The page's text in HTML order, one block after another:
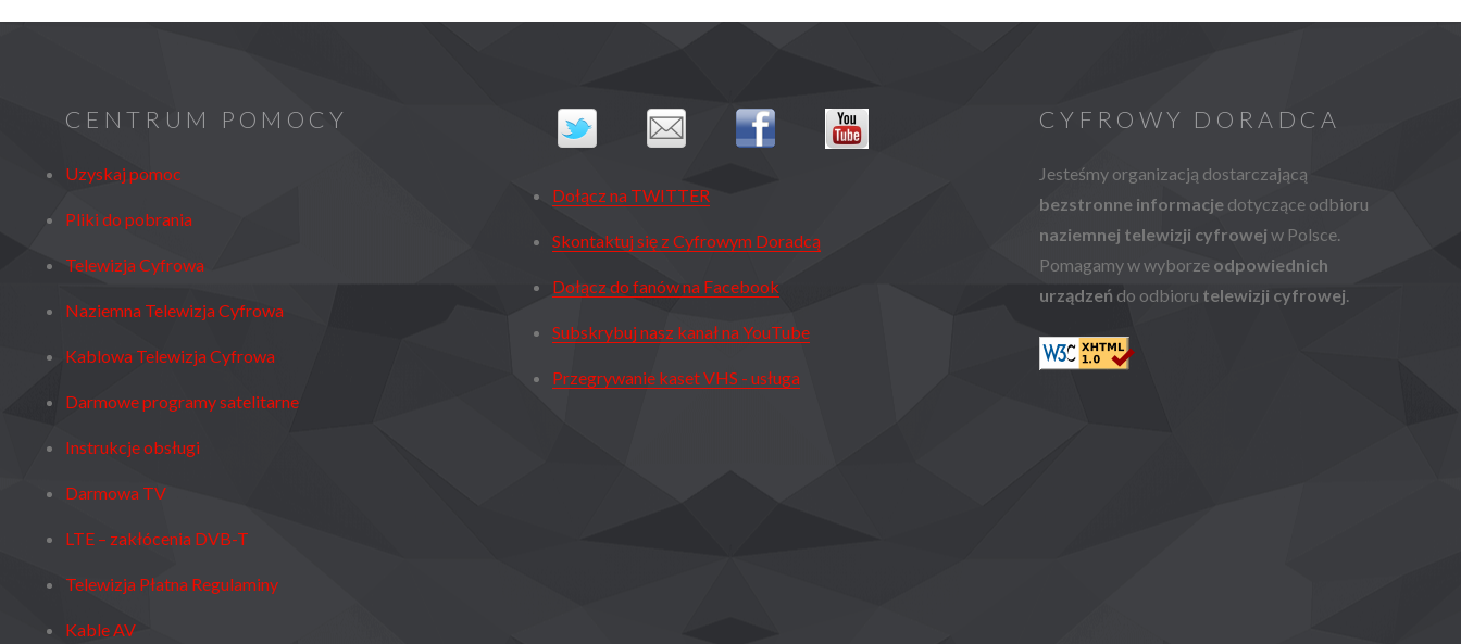
CENTRUM POMOCY
Uzyskaj pomoc
Pliki do pobrania
Telewizja Cyfrowa
Naziemna Telewizja Cyfrowa
Kablowa Telewizja Cyfrowa
Darmowe programy satelitarne
Instrukcje obsługi
Darmowa TV
LTE – zakłócenia DVB-T
Telewizja Płatna Regulaminy
Kable AV
Dołącz na TWITTER
Skontaktuj się z Cyfrowym Doradcą
Dołącz do fanów na Facebook
Subskrybuj nasz kanał na YouTube
Przegrywanie kaset VHS - usługa
CYFROWY DORADCA
Jesteśmy organizacją dostarczającą
bezstronne informacjedotyczące odbioru
naziemnej telewizji cyfrowej w Polsce.
Pomagamy w wyborze odpowiednich
urządzeń do odbioru telewizji cyfrowej.